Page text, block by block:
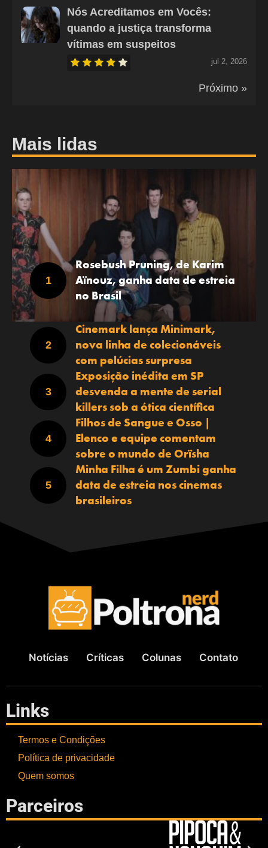
Nós Acreditamos em Vocês:
quando a justiça transforma
vítimas em suspeitos
jul 2, 2026
Próximo »
Mais lidas
Rosebush Pruning, de Karim
Aïnouz, ganha data de estreia
no Brasil
Cinemark lança Minimark,
nova linha de colecionáveis
com pelúcias surpresa
Exposição inédita em SP
desvenda a mente de serial
killers sob a ótica científica
Filhos de Sangue e Osso |
Elenco e equipe comentam
sobre o mundo de Orïsha
Minha Filha é um Zumbi ganha
data de estreia nos cinemas
brasileiros
Notícias Críticas Colunas Contato
Links
Termos e Condições
Política de privacidade
Quem somos
Parceiros